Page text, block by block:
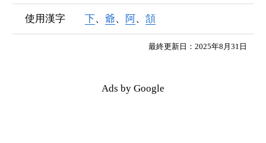
使用漢字 下、 爺、 阿、 頷
最終更新日：2025年8月31日
Ads by Google